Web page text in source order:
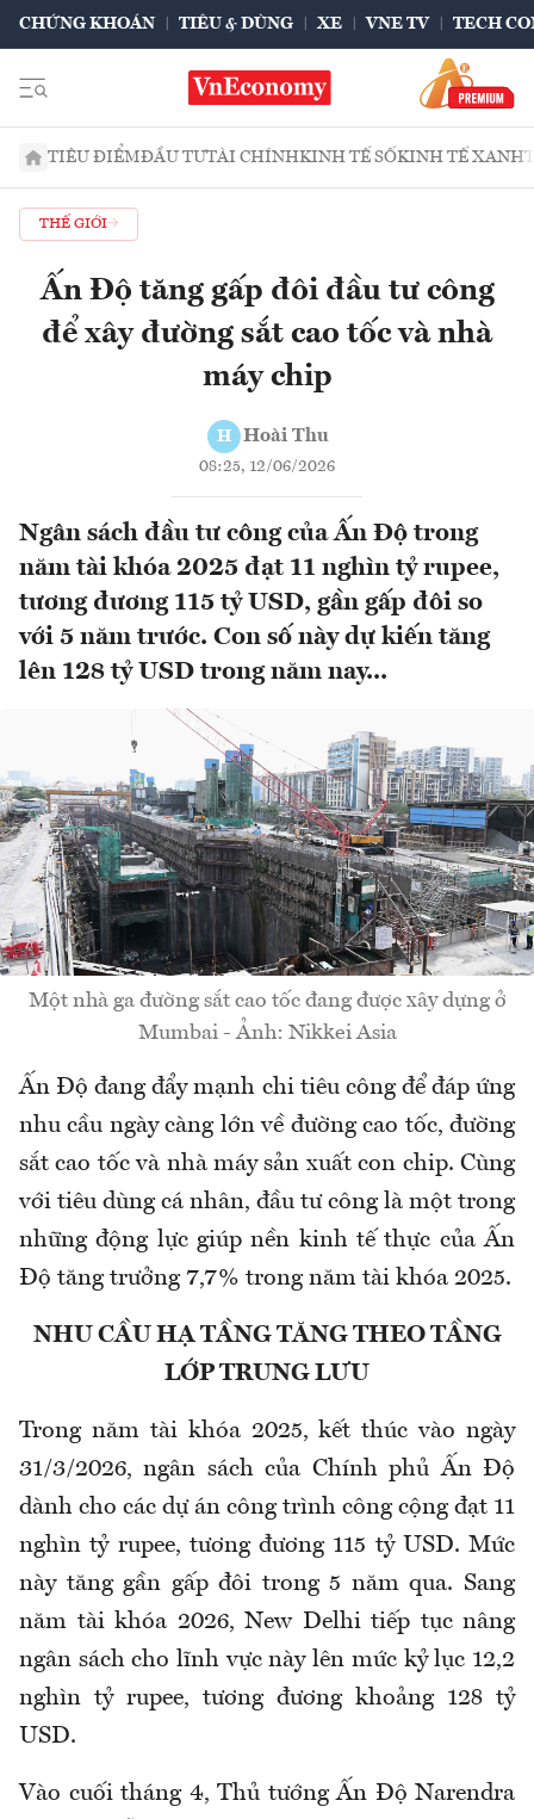
CHỨNG KHOÁN TIÊU & DÙNG XE VNE TV TECH
TIÊU ĐIỂMĐẦU TƯTÀI CHÍNHKINH TẾ SỐKINH TẾ XANH
THẾ GIỚI
Ấn Độ tăng gấp đôi đầu tư công
để xây đường sắt cao tốc và nhà
máy chip
H Hoài Thu
08:25, 12/06/2026
Ngân sách đầu tư công của Ấn Độ trong
năm tài khóa 2025 đạt 11 nghìn tỷ rupee,
tương đương 115 tỷ USD, gần gấp đôi so
với 5 năm trước. Con số này dự kiến tăng
lên 128 tỷ USD trong năm nay...
Một nhà ga đường sắt cao tốc đang được xây dựng ở
Mumbai - Ảnh: Nikkei Asia
Ấn Độ đang đẩy mạnh chi tiêu công để đáp ứng
nhu cầu ngày càng lớn về đường cao tốc, đường
sắt cao tốc và nhà máy sản xuất con chip. Cùng
với tiêu dùng cá nhân, đầu tư công là một trong
những động lực giúp nền kinh tế thực của Ấn
Độ tăng trưởng 7,7% trong năm tài khóa 2025.
NHU CẦU HẠ TẦNG TĂNG THEO TẦNG
LỚP TRUNG LƯU
Trong năm tài khóa 2025, kết thúc vào ngày
31/3/2026, ngân sách của Chính phủ Ấn Độ
dành cho các dự án công trình công cộng đạt 11
nghìn tỷ rupee, tương đương 115 tỷ USD. Mức
này tăng gần gấp đôi trong 5 năm qua. Sang
năm tài khóa 2026, New Delhi tiếp tục nâng
ngân sách cho lĩnh vực này lên mức kỷ lục 12,2
nghìn tỷ rupee, tương đương khoảng 128 tỷ
USD.
Vào cuối tháng 4, Thủ tướng Ấn Độ Narendra